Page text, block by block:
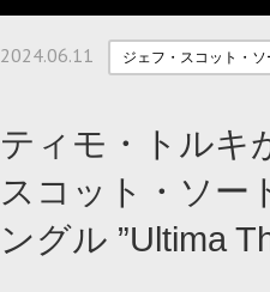
2024.06.11 ジェフ・スコット・ソ
ティモ・トルキ
スコット・ソー
ングル ”Ultima